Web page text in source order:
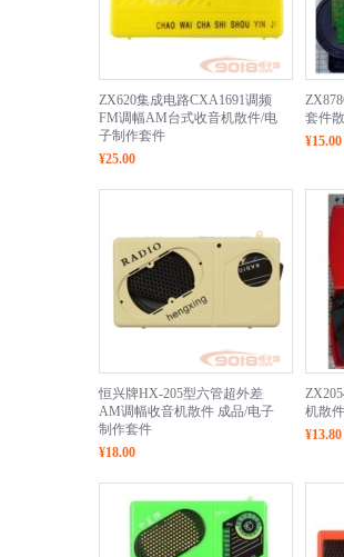
ZX620集成电路CXA1691调频
FM调幅AM台式收音机散件/电
子制作套件
¥25.00
套件
¥15.00
恒兴牌HX-205型六管超外差
AM调幅收音机散件 成品/电子
制作套件
¥18.00
机散
¥13.80